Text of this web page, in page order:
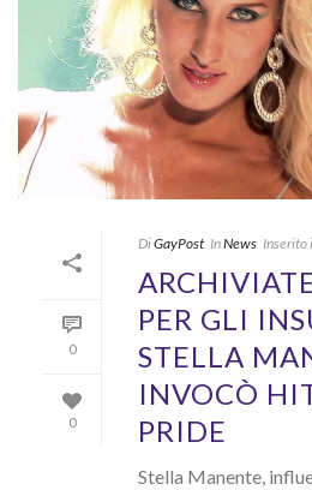
0
0
DiGayPost InNews Inserito
PER GLI
STELLA
INVOCÒ
PRIDE
Stella Manente,